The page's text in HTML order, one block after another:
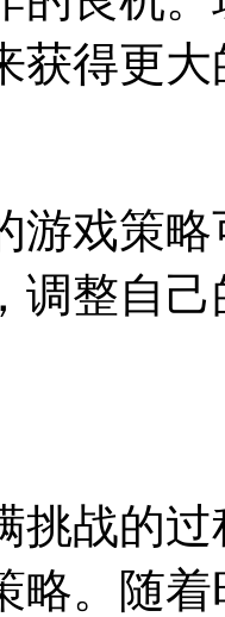
获得更
游戏策
调整自
挑战的
略。随